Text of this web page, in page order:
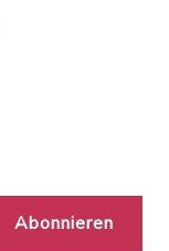
Abonnieren